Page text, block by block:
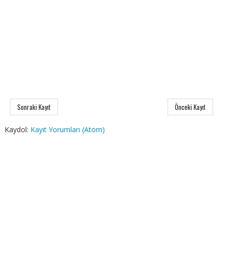
Sonraki Kayıt Önceki Kayıt
Kaydol: Kayıt Yorumları (Atom)